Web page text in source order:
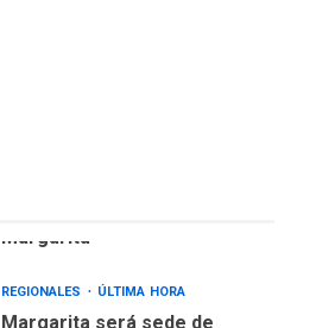
Margarita será sede de
Programa “Cuidadores 360”